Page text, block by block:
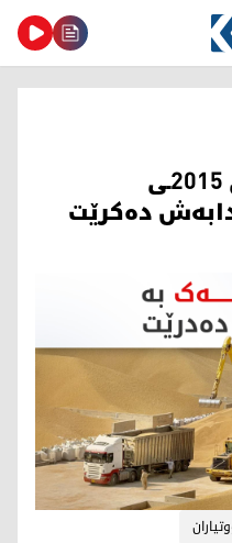
شایستە داراییەکانی 2015ـی
دەکرێت